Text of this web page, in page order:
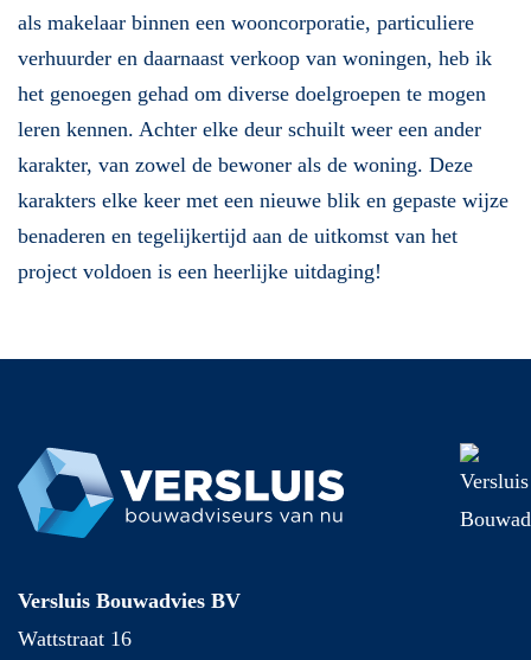
als makelaar binnen een wooncorporatie, particuliere
verhuurder en daarnaast verkoop van woningen, heb ik
het genoegen gehad om diverse doelgroepen te mogen
leren kennen. Achter elke deur schuilt weer een ander
karakter, van zowel de bewoner als de woning. Deze
karakters elke keer met een nieuwe blik en gepaste wijze
benaderen en tegelijkertijd aan de uitkomst van het
project voldoen is een heerlijke uitdaging!
Versluis Bouwadvies BV
Wattstraat 16